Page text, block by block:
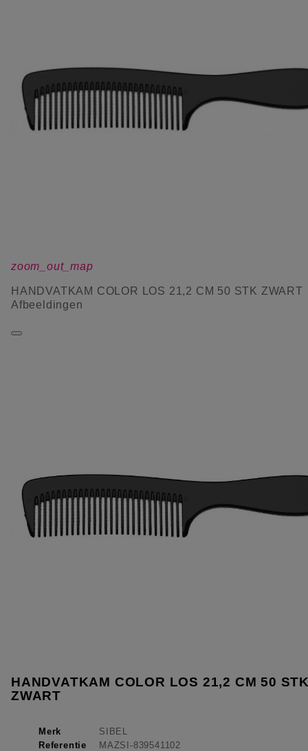
zoom_out_map
HANDVATKAM COLOR LOS 21,2 CM 50 STK ZWART
Afbeeldingen
HANDVATKAM COLOR LOS 21,2 CM 50
ZWART
Merk
SIBEL
Referentie
MAZSI-839541102